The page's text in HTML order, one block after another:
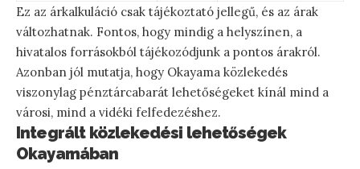
Ez az árkalkuláció csak tájékoztató jellegű, és az árak
változhatnak. Fontos, hogy mindig a helyszínen, a
hivatalos forrásokból tájékozódjunk a pontos árakról.
Azonban jól mutatja, hogy Okayama közlekedés
viszonylag pénztárcabarát lehetőségeket kínál mind a
városi, mind a vidéki felfedezéshez.
Integrált közlekedési lehetőségek
Okayamában